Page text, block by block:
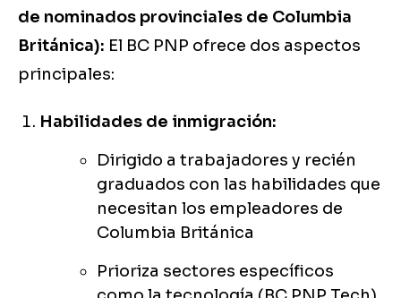
de nominados provinciales de Columbia
Británica): El BC PNP ofrece dos aspectos
principales:
Habilidades de inmigración:
Dirigido a trabajadores y recién
graduados con las habilidades que
necesitan los empleadores de
Columbia Británica
Prioriza sectores específicos